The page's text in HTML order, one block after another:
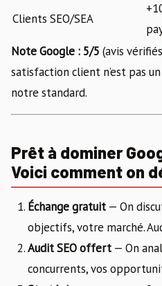
Clients SEO/SEA
Note Google : 5/5 (avis
satisfaction client n’est pas
notre standard.
Prêt à dominer
Voici comment on
Échange gratuit — On
objectifs, votre marché.
Audit SEO offert — On
concurrents, vos